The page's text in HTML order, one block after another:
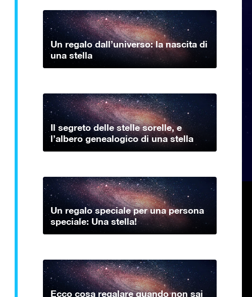
Un regalo dall’universo: la nascita di
una stella
Il segreto delle stelle sorelle, e
l’albero genealogico di una stella
Un regalo speciale per una persona
speciale: Una stella!
Ecco cosa regalare quando non sai